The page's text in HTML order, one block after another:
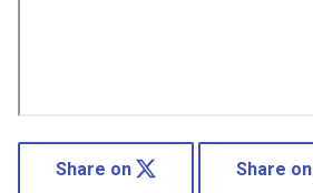
Share on Share on